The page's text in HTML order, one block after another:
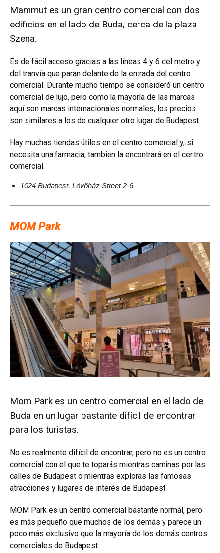
Mammut es un gran centro comercial con dos
edificios en el lado de Buda, cerca de la plaza
Szena.
Es de fácil acceso gracias a las líneas 4 y 6 del metro y
del tranvía que paran delante de la entrada del centro
comercial. Durante mucho tiempo se consideró un centro
comercial de lujo, pero como la mayoría de las marcas
aquí son marcas internacionales normales, los precios
son similares a los de cualquier otro lugar de Budapest.
Hay muchas tiendas útiles en el centro comercial y, si
necesita una farmacia, también la encontrará en el centro
comercial.
1024 Budapest, Lövõház Street 2-6
MOM Park
Mom Park es un centro comercial en el lado de
Buda en un lugar bastante difícil de encontrar
para los turistas.
No es realmente difícil de encontrar, pero no es un centro
comercial con el que te toparás mientras caminas por las
calles de Budapest o mientras exploras las famosas
atracciones y lugares de interés de Budapest.
MOM Park es un centro comercial bastante normal, pero
es más pequeño que muchos de los demás y parece un
poco más exclusivo que la mayoría de los demás centros
comerciales de Budapest.